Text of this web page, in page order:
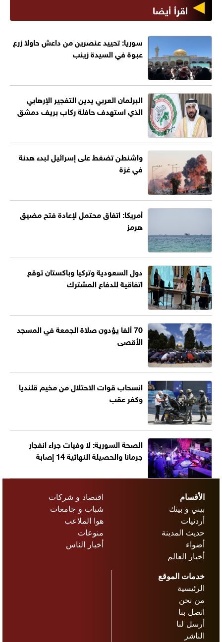
اقرأ أيضا
سوريا: تحييد عنصرين من داعش حاولا زرع
عبوة في السيدة زينب
البرلمان العربي يدين التفجير الإرهابي
الذي استهدف حافلة ركاب بريف دمشق
واشنطن تضغط على إسرائيل لبدء هدنة
في غزة
أمريكا: اتفاق محتمل لإعادة فتح مضيق
هرمز
دول السعودية وتركيا وباكستان توقع
اتفاقية للدفاع المشترك
70 ألفا يؤدون صلاة الجمعة في المسجد
الأقصى
انسحاب قوات الاحتلال من مخيم قلنديا
وكفر عقب
الصحة السورية: لا وفيات جراء انفجار
جرمانا والحصيلة النهائية 14 إصابة
الأقسام
بيني و بينك
أردنيات
حديث المدينة
أضواء
أخبار العالم
اقتصاد و شركات
شباب و جامعات
هوا الملاعب
منوعات
أخبار الناس
خدمات الموقع
الرئيسية
من نحن
اتصل بنا
أرسل لنا
الناشر